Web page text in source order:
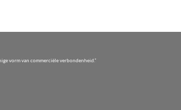
vorm van commerciële verbondenheid.”